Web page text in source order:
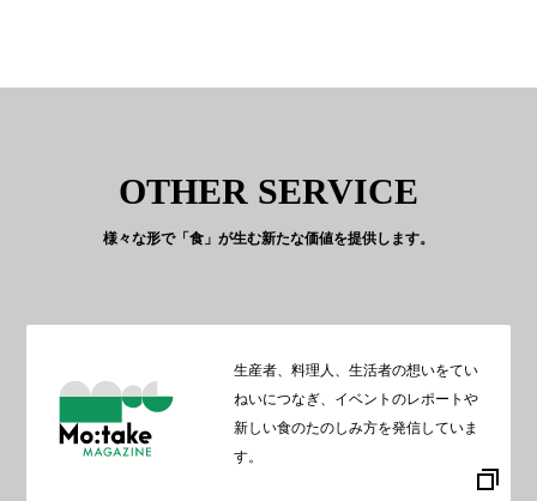
OTHER SERVICE
様々な形で「食」が生む新たな価値を提供します。
生産者、料理人、生活者の想いをてい
ねいにつなぎ、イベントのレポートや
新しい食のたのしみ方を発信していま
す。